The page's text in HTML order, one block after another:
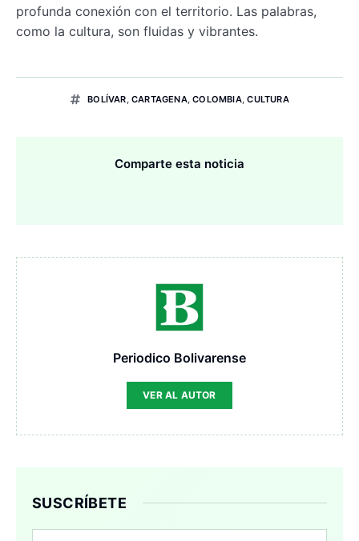
profunda conexión con el territorio. Las palabras,
como la cultura, son fluidas y vibrantes.
BOLÍVAR,CARTAGENA,COLOMBIA,CULTURA
Comparte esta noticia
Periodico Bolivarense
VER AL AUTOR
SUSCRÍBETE